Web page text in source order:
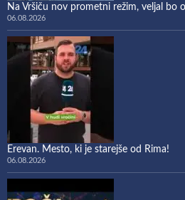
Na Vršiču nov prometni režim, veljal bo
06.08.2026
Erevan. Mesto, ki je starejše od Rima!
06.08.2026